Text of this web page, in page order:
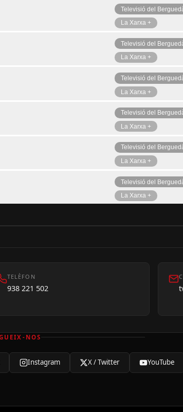
Televisió del
La Xarxa +
Televisió del
La Xarxa +
Televisió del
La Xarxa +
Televisió del
La Xarxa +
Televisió del
La Xarxa +
Televisió del
La Xarxa +
TELÈFON
938 221 502
NOS
Instagram X / Twitter YouTube